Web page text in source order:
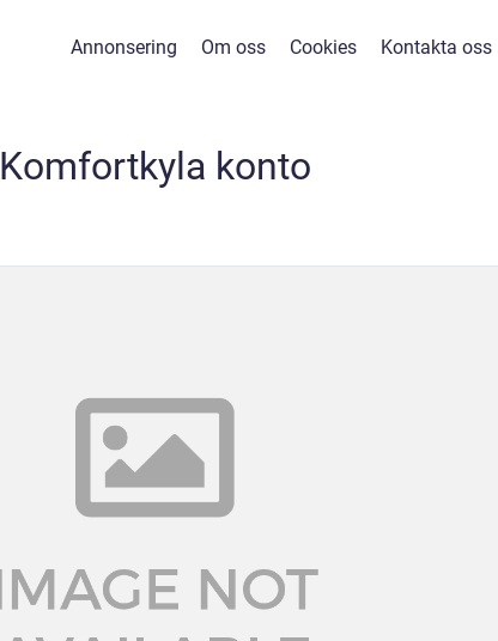
Annonsering Om oss Cookies Kontakta oss
Komfortkyla konto